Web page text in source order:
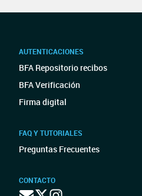
AUTENTICACIONES
BFA Repositorio recibos
BFA Verificación
Firma digital
FAQ Y TUTORIALES
Preguntas Frecuentes
CONTACTO